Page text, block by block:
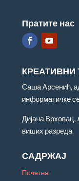
Пратите нас
КРЕАТИВНИ
Саша Арсенић,
информатичке
Дијана Врховац,
виших разреда
САДРЖАЈ
Почетна